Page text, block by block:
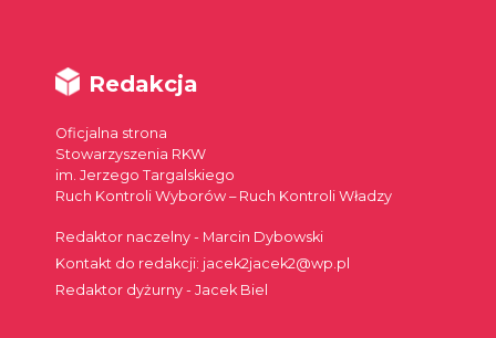
Redakcja
Oficjalna strona
Stowarzyszenia RKW
im. Jerzego Targalskiego
Ruch Kontroli Wyborów – Ruch Kontroli Władzy
Redaktor naczelny - Marcin Dybowski
Kontakt do redakcji: jacek2jacek2@wp.pl
Redaktor dyżurny - Jacek Biel